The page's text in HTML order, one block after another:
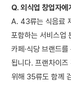
Q. 외식업 창업자
A. 43류는 식음료
포함하는 서비스업
카페·식당 브랜드
됩니다. 프랜차이
위해 35류도 함께